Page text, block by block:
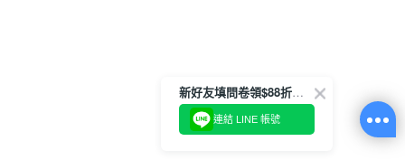
新好友填問卷領$88折扣金
連結 LINE 帳號